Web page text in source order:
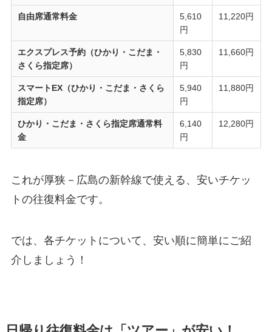
自由席通常料金
5,610
円
11,220円
エクスプレス予約（ひかり・こだま・
さくら指定席）
5,830
円
11,660円
スマートEX（ひかり・こだま・さくら
指定席）
5,940
円
11,880円
ひかり・こだま・さくら指定席通常料
金
6,140
円
12,280円
これが厚狭－広島の新幹線で使える、安いチケッ
トの往復料金です。
では、各チケットについて、安い順に簡単にご紹
介しましょう！